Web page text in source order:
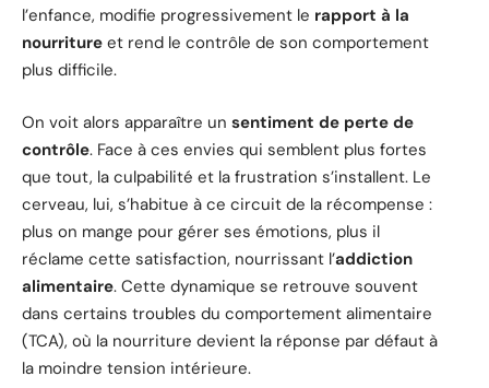
l’enfance, modifie progressivement le rapport à la
nourriture et rend le contrôle de son comportement
plus difficile.
On voit alors apparaître un sentiment de perte de
contrôle. Face à ces envies qui semblent plus fortes
que tout, la culpabilité et la frustration s’installent. Le
cerveau, lui, s’habitue à ce circuit de la récompense :
plus on mange pour gérer ses émotions, plus il
réclame cette satisfaction, nourrissant l’addiction
alimentaire. Cette dynamique se retrouve souvent
dans certains troubles du comportement alimentaire
(TCA), où la nourriture devient la réponse par défaut à
la moindre tension intérieure.